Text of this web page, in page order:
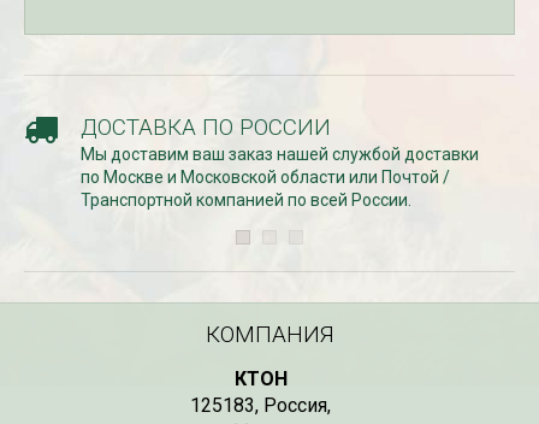
ДОСТАВКА ПО РОССИИ
Мы доставим ваш заказ нашей службой доставки
по Москве и Московской области или Почтой /
Транспортной компанией по всей России.
КОМПАНИЯ
КТОН
125183, Россия,